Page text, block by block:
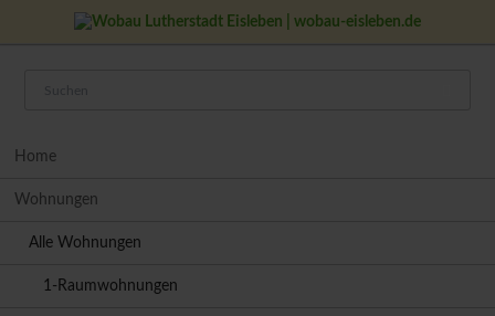
Home
Wohnungen
Alle Wohnungen
1-Raumwohnungen